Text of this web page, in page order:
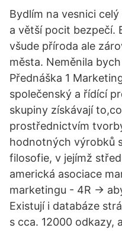
Bydlím na vesnici
a větší pocit bezpečí.
všude příroda ale
města. Neměnila
Přednáška 1
společenský a řídící
skupiny získávají
prostřednictvím
hodnotných výrobků
filosofie, v jejímž
americká asociace
marketingu - 4R ->
Existují i databáze
s cca. 12000 odkazy,